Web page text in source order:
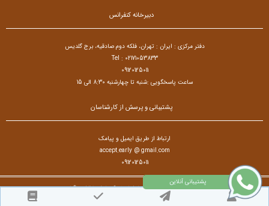
دبیرخانه کنفرانس
دفتر مرکزی : ایران : تهران، فلکه دوم صادقیه، برج گلدیس
Tel : 02171053833
09120125011
ساعت پاسخگویی :شنبه تا چهارشنبه 8:30 الی 15
پشتیبانی و پرسش از کارشناسان
ارتباط از طریق ایمیل و پیامک
accept.early @ gmail.com
09120125011
تمام حقوق مادی و معنوی برای کنفرانس بین المللی زبان،ادبیات، فرهنگ و تاریخ محفوظ است. © ۱۴۰۵
طراح سایت :